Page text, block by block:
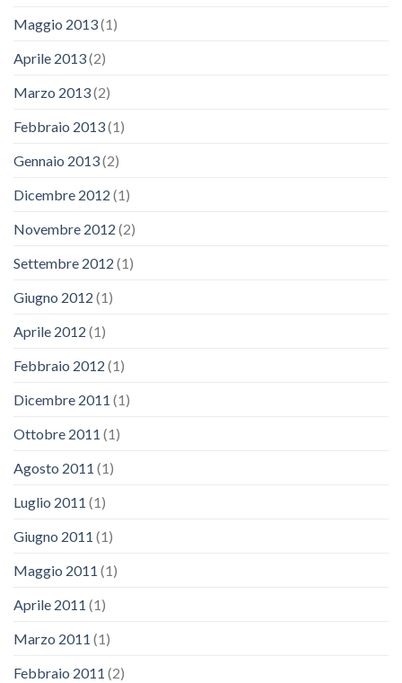
Maggio 2013(1)
Aprile 2013(2)
Marzo 2013(2)
Febbraio 2013(1)
Gennaio 2013(2)
Dicembre 2012 (1)
Novembre 2012 (2)
Settembre 2012 (1)
Giugno 2012 (1)
Aprile 2012 (1)
Febbraio 2012 (1)
Dicembre 2011 (1)
Ottobre 2011 (1)
Agosto 2011 (1)
Luglio 2011 (1)
Giugno 2011 (1)
Maggio 2011 (1)
Aprile 2011 (1)
Marzo 2011 (1)
Febbraio 2011 (2)